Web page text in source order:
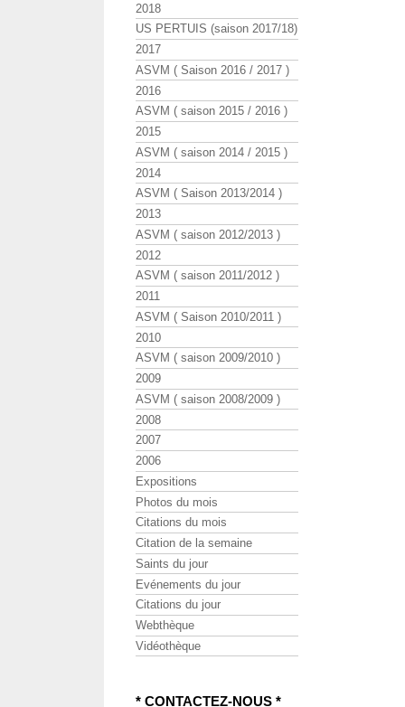
2018
US PERTUIS (saison 2017/18)
2017
ASVM ( Saison 2016 / 2017 )
2016
ASVM ( saison 2015 / 2016 )
2015
ASVM ( saison 2014 / 2015 )
2014
ASVM ( Saison 2013/2014 )
2013
ASVM ( saison 2012/2013 )
2012
ASVM ( saison 2011/2012 )
2011
ASVM ( Saison 2010/2011 )
2010
ASVM ( saison 2009/2010 )
2009
ASVM ( saison 2008/2009 )
2008
2007
2006
Expositions
Photos du mois
Citations du mois
Citation de la semaine
Saints du jour
Evénements du jour
Citations du jour
Webthèque
Vidéothèque
* CONTACTEZ-NOUS *